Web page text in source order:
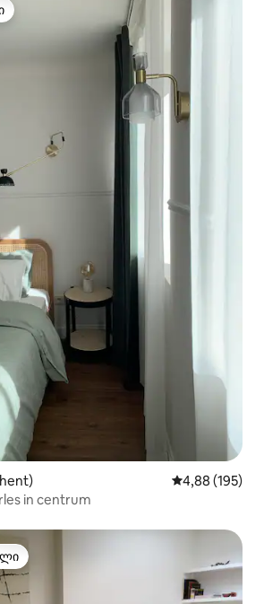
საშუალო
4,88 (195)
in centrum
ვარიანტი